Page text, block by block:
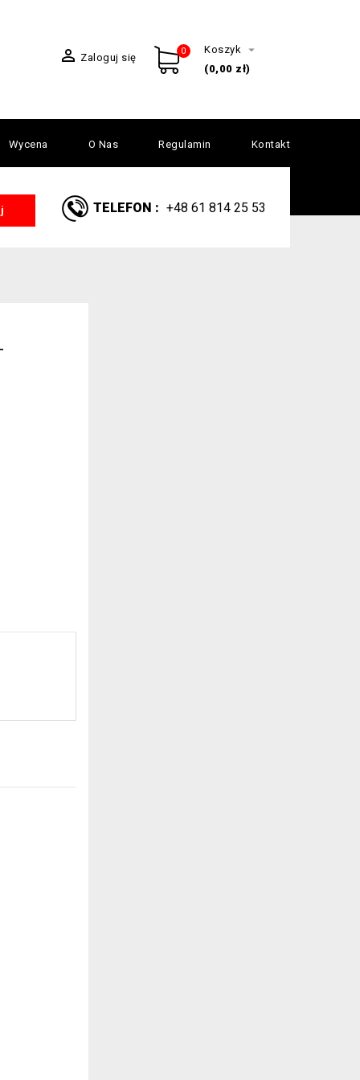
 Zaloguj się
0 Koszyk 
(0,00 zł)
Wycena O Nas Regulamin Kontakt
TELEFON : +48 61 814 25 53